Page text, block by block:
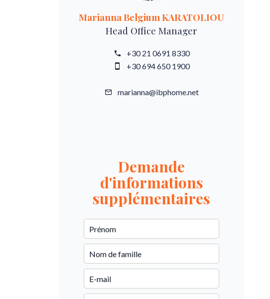
Marianna Belgium KARATOLIOU
Head Office Manager
+30 21 0691 8330
+30 694 650 1900
marianna@ibphome.net
Demande
d'informations
supplémentaires